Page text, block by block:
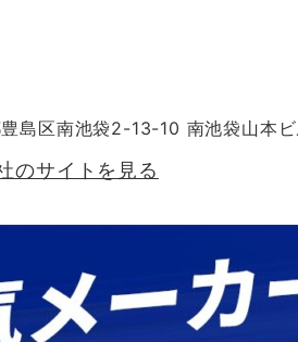
島区南池袋2-13-10 南池袋山本
のサイトを見る